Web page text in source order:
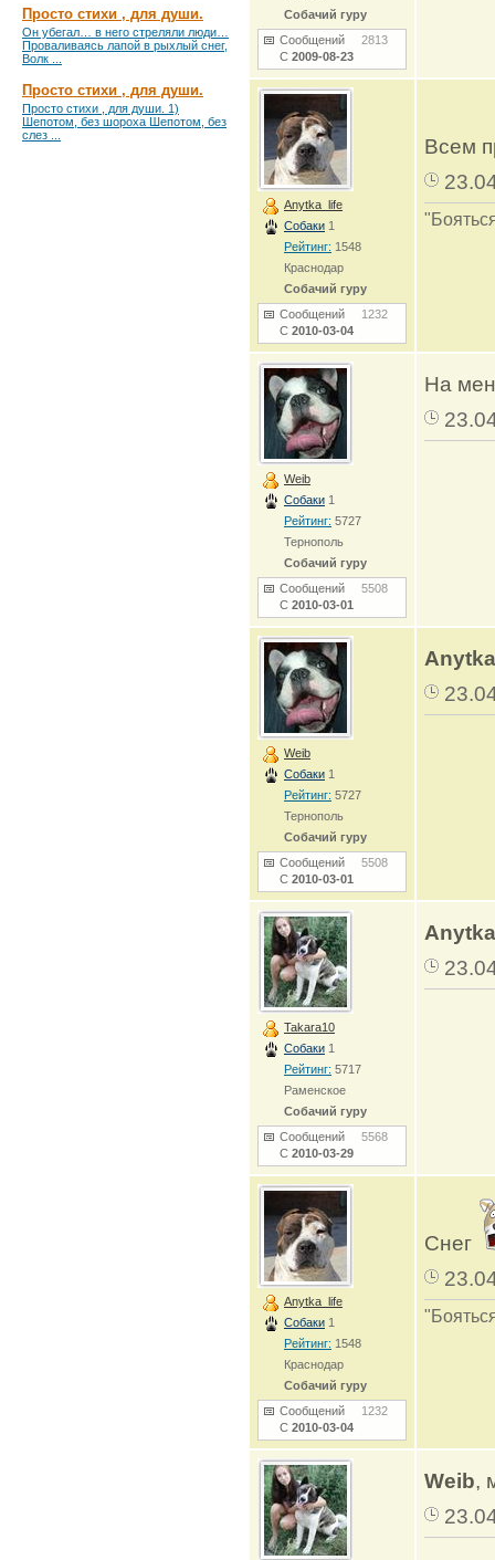
Просто стихи , для души.
Он убегал… в него стреляли люди…
Проваливаясь лапой в рыхлый снег,
Волк ...
Просто стихи , для души.
Просто стихи , для души. 1)
Шепотом, без шороха Шепотом, без
слез ...
Собачий гуру
Сообщений 2813
С 2009-08-23
Anytka_life
Собаки 1
Рейтинг: 1548
Краснодар
Собачий гуру
Сообщений 1232
С 2010-03-04
Всем
Weib
Собаки 1
Рейтинг: 5727
Тернополь
Собачий гуру
Сообщений 5508
С 2010-03-01
На
Weib
Собаки 1
Рейтинг: 5727
Тернополь
Собачий гуру
Сообщений 5508
С 2010-03-01
Takara10
Собаки 1
Рейтинг: 5717
Раменское
Собачий гуру
Сообщений 5568
С 2010-03-29
Anytka_life
Собаки 1
Рейтинг: 1548
Краснодар
Собачий гуру
Сообщений 1232
С 2010-03-04
Снег
Weib,